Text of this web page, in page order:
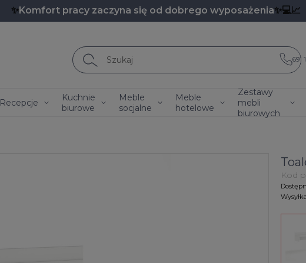
✨Komfort pracy zaczyna się od dobrego wyposażenia✨💻📈
691
Recepcje
Kuchnie
biurowe
Meble
socjalne
Meble
hotelowe
Zestawy
mebli
biurowych
Kod